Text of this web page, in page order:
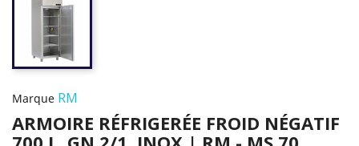
Marque RM
ARMOIRE RÉFRIGERÉE FROID NÉGATIF